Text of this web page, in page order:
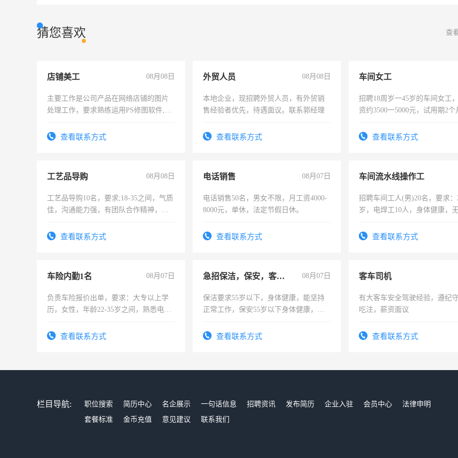
猜您喜欢 查
店铺美工 08月08日
主要工作是公司产品在网络店铺的图片
处理工作，要求熟练运用PS修图软件,工
查看联系方式
外贸人员 08月08日
本地企业，现招聘外贸人员，有外贸销
售经验者优先，待遇面议。联系郭经理
查看联系方式
车间女工
招聘18周岁一45岁的车间女工
资约3500一5000元，试用期2
查看联系方式
工艺品导购 08月08日
工艺品导购10名，要求;18-35之间，气质
佳，沟通能力强，有团队合作精神，有
查看联系方式
电话销售 08月07日
电话销售50名，男女不限，月工资4000-
8000元，单休，法定节假日休。
查看联系方式
车间流水线操作工
招聘车间工人(男)20名，要求：
岁，电焊工10人，身体健康，
宿，免费发放劳保用品，两班
查看联系方式
车险内勤1名 08月07日
负责车险报价出单，要求：大专以上学
历，女性，年龄22-35岁之间，熟悉电脑
试用期1-3个月，转正后交纳五险，
查看联系方式
急招保洁，保安，客服，工程 08月07日
保洁要求55岁以下，身体健康，能坚持
正常工作，保安55岁以下身体健康，有
录，客服要求45岁以下高中以上文化，
查看联系方式
客车司机
有大客车安全驾驶经验，遵纪
吃注，薪资面议
查看联系方式
栏目导航: 职位搜索 简历中心 名企展示 一句话信息 招聘资讯 发布简历 企业入驻 会员中心
法律申明
套餐标准
金币充值 意见建议 联系我们